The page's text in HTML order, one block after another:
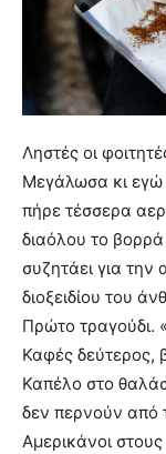
Ληστές οι
Μεγάλωσα κι εγώ
πήρε τέσσερα
διαόλου το
συζητάει για
διοξειδίου του
Πρώτο τραγούδι.
Καφές δεύτερος,
Καπέλο στο
δεν περνούν από
Αμερικάνοι